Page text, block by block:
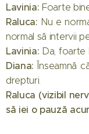
Lavinia: Foarte
Raluca: Nu e
normal să intervii
Lavinia: Da, foarte
Diana: Înseamnă
drepturi.
Raluca (vizibil
să iei o pauză